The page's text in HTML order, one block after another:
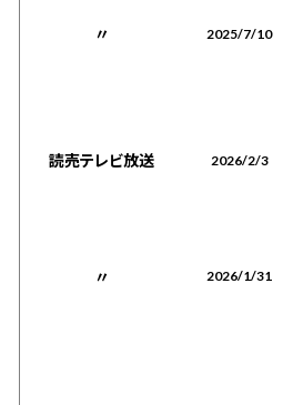
〃 2025/7/10
読売テレビ放送 2026/2/3
〃 2026/1/31